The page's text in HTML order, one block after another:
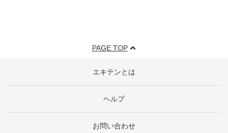
PAGE TOP
エキテンとは
ヘルプ
お問い合わせ